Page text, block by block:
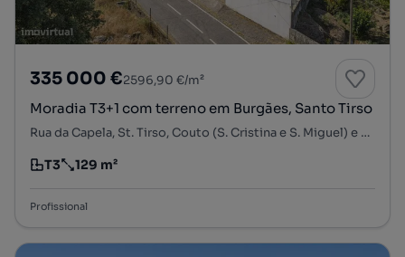
335 000 €2596,90 €/m²
Moradia T3+1 com terreno em Burgães, Santo Tirso
Rua da Capela, St. Tirso, Couto (S. Cristina e S. Miguel) e Burgães, Santo Tirso, Porto
Tipologia
T3
Preço por metro quadrado
129 m²
Profissional